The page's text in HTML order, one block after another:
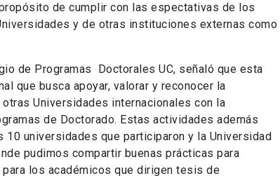
de cumplir con las espectativas de los
y de otras instituciones externas como
de Programas Doctorales UC, señaló que esta
que busca apoyar, valorar y reconocer la
Universidades internacionales con la
de Doctorado. Estas actividades además
universidades que participaron y la Universidad
pudimos compartir buenas prácticas para
los académicos que dirigen tesis de